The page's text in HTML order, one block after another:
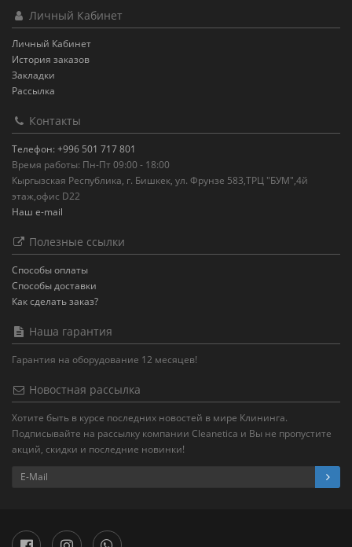
Личный Кабинет
Личный Кабинет
История заказов
Закладки
Рассылка
Контакты
Телефон: +996 501 717 801
Время работы: Пн-Пт 09:00 - 18:00
Кыргызская Республика, г. Бишкек, ул. Фрунзе 583,ТРЦ "БУМ",4й
этаж,офис D22
Наш e-mail
Полезные ссылки
Способы оплаты
Способы доставки
Как сделать заказ?
Наша гарантия
Гарантия на оборудование 12 месяцев!
Новостная рассылка
Хотите быть в курсе последних новостей в мире Клининга.
Подписывайте на рассылку компании Cleanetica и Вы не пропустите
акций, скидки и последние новинки!